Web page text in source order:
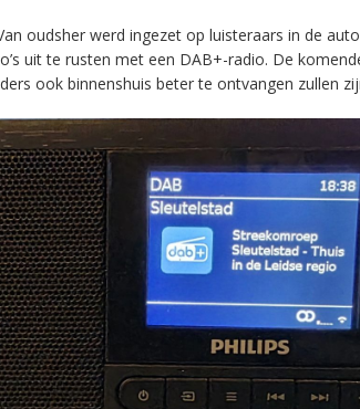
oudsher werd ingezet op luisteraars in de
uit te rusten met een DAB+-radio. De
ook binnenshuis beter te ontvangen zullen